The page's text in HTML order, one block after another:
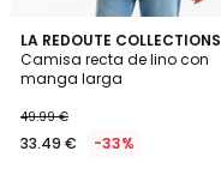
LA REDOUTE COLLECTIONS
Camisa recta de lino con
manga larga
49.99 €
33.49 € -33%